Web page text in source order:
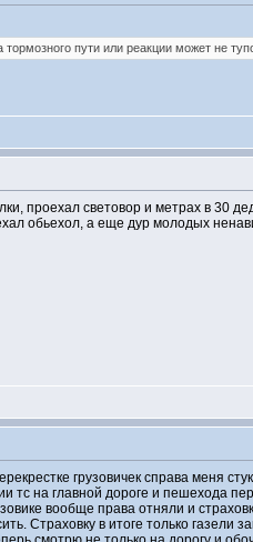
пути или реакции может не
проехал световор и метрах в 30
обьехол, а еще дур молодых
грузовичек справа меня
тс на главной дороге и пешехода
вообще права отняли и
Страховку в итоге только